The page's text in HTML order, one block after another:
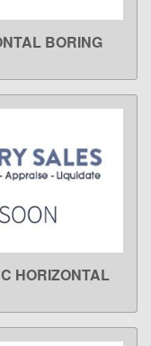
BORING
HORIZONTAL